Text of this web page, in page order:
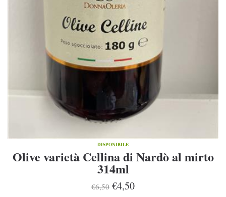
DISPONIBILE
Olive varietà Cellina di Nardò al mirto
314ml
€6,50 €4,50